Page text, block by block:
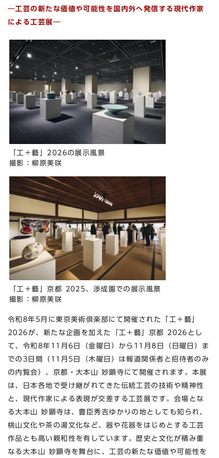
―⼯芸の新たな価値や可能性を国内外へ発信する現代作家
による⼯芸展―
「⼯＋藝」2026の展⽰⾵景
撮影：柳原美咲
「⼯＋藝」京都 2025、渉成園での展⽰⾵景
撮影：柳原美咲
令和8年5⽉に東京美術倶楽部にて開催された「⼯＋藝」
2026が、新たな企画を加えた「⼯＋藝」京都 2026とし
て、令和8年11⽉6⽇（⾦曜日）から11⽉8⽇（⽇曜日）ま
での3⽇間（11月5日（木曜日）は報道関係者と招待者のみ
の内覧会）、京都・⼤本⼭ 妙顕寺にて開催されます。本展
は、⽇本各地で受け継がれてきた伝統⼯芸の技術や精神性
と、現代作家による表現が交差する⼯芸展です。会場とな
る⼤本⼭ 妙顕寺は、豊⾂秀吉ゆかりの地としても知られ、
桃⼭⽂化や茶の湯⽂化など、器や花器をはじめとする⼯芸
作品とも⾼い親和性を有しています。歴史と⽂化が積み重
なる⼤本⼭ 妙顕寺を舞台に、⼯芸の新たな価値や可能性を